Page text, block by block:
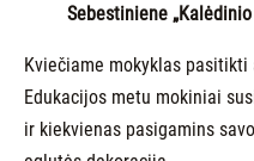
Sebestiniene
Kviečiame mokyklas
Edukacijos metu mokiniai
ir kiekvienas pasigamins